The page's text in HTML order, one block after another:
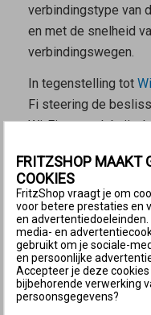
verbindingstype van
en met de snelheid
verbindingswegen.
In tegenstelling tot
Fi steering de
Wi-Fi-netwerk
beslissing om te
apparaat zelf.
Voorwaarden voor
DeMesh Masteris in
ingesteld dat hij Wi-
Fi-netwerk of naar
sturen. Dit is niet
FRITZSHOP MAAKT
COOKIES
FritzShop vraagt je om
voor betere prestaties en
en advertentiedoeleinden.
media- en
gebruikt om je sociale-
en persoonlijke
Accepteer je deze cookies
bijbehorende verwerking
persoonsgegevens?